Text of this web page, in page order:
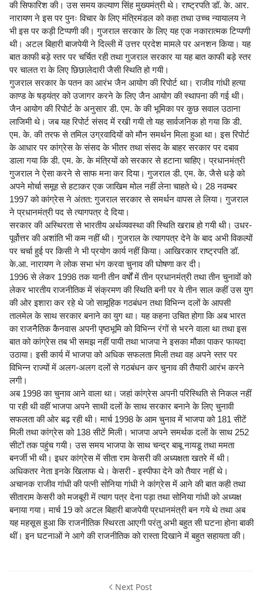
की सिफारिश की। उस समय कल्याण सिंह मुख्यमंत्री थे। राष्ट्रपति डॉ. के. आर.
नारायण ने इस पर पुनः विचार के लिए मंत्रिमंडल को कहा तथा उच्च न्यायालय ने
भी इस पर कड़ी टिप्पणी की। गुजराल सरकार के लिए यह एक नकारात्मक टिप्पणी
थी। अटल बिहारी बाजपेयी ने दिल्ली में उत्तर प्रदेश मामले पर अनशन किया। यह
बात काफी बड़े स्तर पर चर्चित रही तथा गुजराल सरकार या यह बात काफी बड़े स्तर
पर चालत रा के लिए छिछालेदारी जैसी स्थिति हो गयी।
गुजराल सरकार के पतन का आरंभ जैन आयोग की रिपोर्ट था। राजीव गांधी हत्या
काण्ड के षड्यंत्र को उजागर करने के लिए जैन आयोग की स्थापना की गई थी।
जैन आयोग की रिपोर्ट के अनुसार डी. एम. के की भूमिका पर कुछ सवाल उठाना
लाजिमी थे। जब यह रिपोर्ट संसद में रखी गयी तो यह सार्वजनिक हो गया कि डी.
एम. के. की तरफ से तमिल उग्रवादियों को मौन समर्थन मिला हुआ था। इस रिपोर्ट
के आधार पर कांग्रेस के संसद के भीतर तथा संसद के बाहर सरकार पर दबाव
डाला गया कि डी. एम. के. के मंत्रियों को सरकार से हटाना चाहिए। प्रधानमंत्री
गुजराल ने ऐसा करने से साफ मना कर दिया। गुजराल डी. एम. के. जैसे धड़े को
अपने मोर्चा समूह से हटाकर एक जाखिम मोल नहीं लेना चाहते थे। 28 नवम्बर
1997 को कांग्रेस ने अंतत: गुजराल सरकार से समर्थन वापस ले लिया। गुजराल
ने प्रधानमंत्री पद से त्यागपत्र दे दिया।
सरकार की अस्थिरता से भारतीय अर्थव्यवस्था की स्थिति खराब हो गयी थी। उधर-
पूर्वोत्तर की अशांति भी कम नहीं थी। गुजराल के त्यागपत्र देने के बाद अभी विकल्पों
पर चर्चा हुई पर किसी ने भी प्रयोग कार्य नहीं किया। आखिरकार राष्ट्रपति डॉ.
के.आ. नारायण ने लोक सभा भंग करवा चुनाव की घोषणा कर दी।
1996 से लेकर 1998 तक यानी तीन वर्षों में तीन प्रधानमंत्री तथा तीन चुनावों को
लेकर भारतीय राजनीतिक में संक्रमण की स्थिति बनी पर ये तीन साल कहीं उस युग
की ओर इशारा कर रहे थे जो सामूहिक गठबंधन तथा विभिन्न दलों के आपसी
तालमेल के साथ सरकार बनाने का युग था। यह कहना उचित होगा कि अब भारत
का राजनैतिक कैनवास अपनी पृष्ठभूमि को विभिन्न रंगों से भरने वाला था तथा इस
बात को कांग्रेस तब भी समझ नहीं पायी तथा भाजपा ने इसका मौका पाकर फायदा
उठाया। इसी कार्य में भाजपा को अधिक सफलता मिली तथा वह अपने स्तर पर
विभिन्न राज्यों में अलग-अलग दलों से गठबंधन कर चुनाव की तैयारी आरंभ करने
लगी।
अब 1998 का चुनाव आने वाला था। जहां कांग्रेस अपनी परिस्थिति से निकल नहीं
पा रही थी वहीं भाजपा अपने साथी दलों के साथ सरकार बनाने के लिए चुनावी
सफलता की ओर बढ़ रही थी। मार्च 1998 के आम चुनाव में भाजपा को 181 सीटें
मिली तथा कांग्रेस को 138 सीटें मिली। भाजपा अपने समर्थक दलों के साथ 252
सीटों तक पहुंच गयी। उस समय भाजपा के साथ चन्द्र बाबू नायडू तथा ममता
बनर्जी भी थी। इधर कांग्रेस में सीता राम केसरी की अध्यक्षता खतरे में थी।
अधिकतर नेता इनके खिलाफ थे। केसरी - इस्पीफा देने को तैयार नहीं थे।
अचानक राजीव गांधी की पत्नी सोनिया गांधी ने कांग्रेस में आने की बात कही तथा
सीताराम केसरी को मजबूरी में त्याग पत्र देना पड़ा तथा सोनिया गांधी को अध्यक्ष
बनाया गया। मार्च 19 को अटल बिहारी बाजपेयी प्रधानमंत्री बन गये थे तथा अब
यह महसूस हुआ कि राजनीतिक स्थिरता आएगी परंतु अभी बहुत सी घटना होना बाकी
थीं। इन घटनाओं ने आगे की राजनीतिक को रास्ता दिखाने में बहुत सहायता की।
Next Post